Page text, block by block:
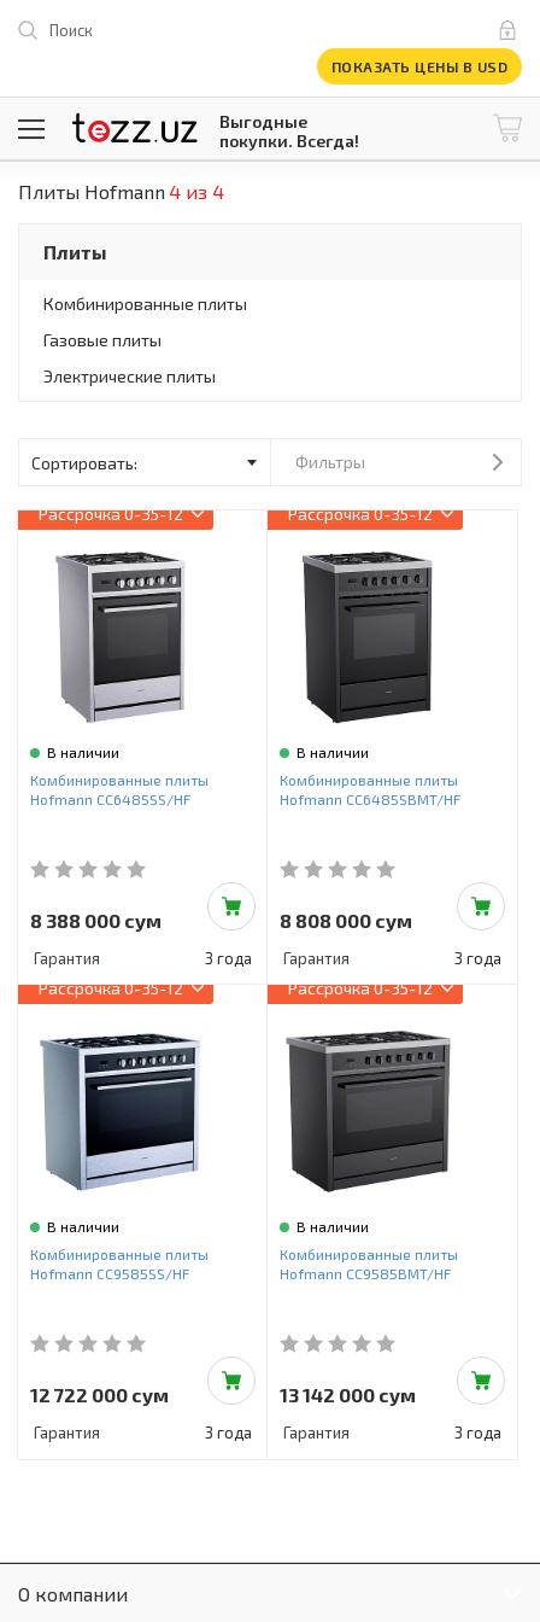
Поиск
ПОКАЗАТЬ ЦЕНЫ В USD
Выгодные
покупки. Всегда!
1 USD = 12 296.16 сум
Все категории
Компьютеры и оргтехника
Телевизоры
Климатическая техника
Инструменты и техника
Товары для дома
Красота и здоровье
Пылесосы
Фильтры для воды
Сантехника
Климатическая техника
Встраиваемая техника
Плиты Hofmann 4 из 4
Плиты
Комбинированные плиты
Газовые плиты
Электрические плиты
Фильтры
Рассрочка0-35-12
В наличии
Комбинированные плиты
Hofmann CC6485SS/HF
8 388 000 сум
Гарантия 3 года
Рассрочка0-35-12
В наличии
Комбинированные плиты
Hofmann CC6485SBMT/HF
8 808 000 сум
Гарантия 3 года
Рассрочка0-35-12
В наличии
Комбинированные плиты
Hofmann CC9585SS/HF
12 722 000 сум
Гарантия 3 года
Рассрочка0-35-12
В наличии
Комбинированные плиты
Hofmann CC9585BMT/HF
13 142 000 сум
Гарантия 3 года
О компании